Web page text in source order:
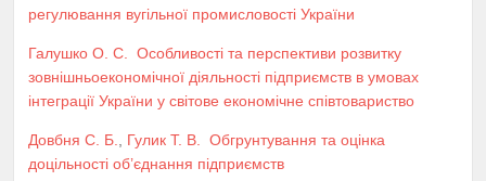
регулювання вугільної промисловості України
Галушко О. С.
Особливості та перспективи розвитку
зовнішньоекономічної діяльності підприємств в умовах
інтеграції України у світове економічне співтовариство
Довбня С. Б. Гулик Т. В.
Обгрунтування та оцінка
доцільності об’єднання підприємств